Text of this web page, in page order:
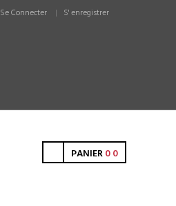
Se Connecter S' enregistrer
PANIER00